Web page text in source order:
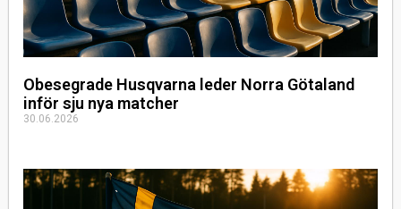
Obesegrade Husqvarna leder Norra Götaland
inför sju nya matcher
30.06.2026